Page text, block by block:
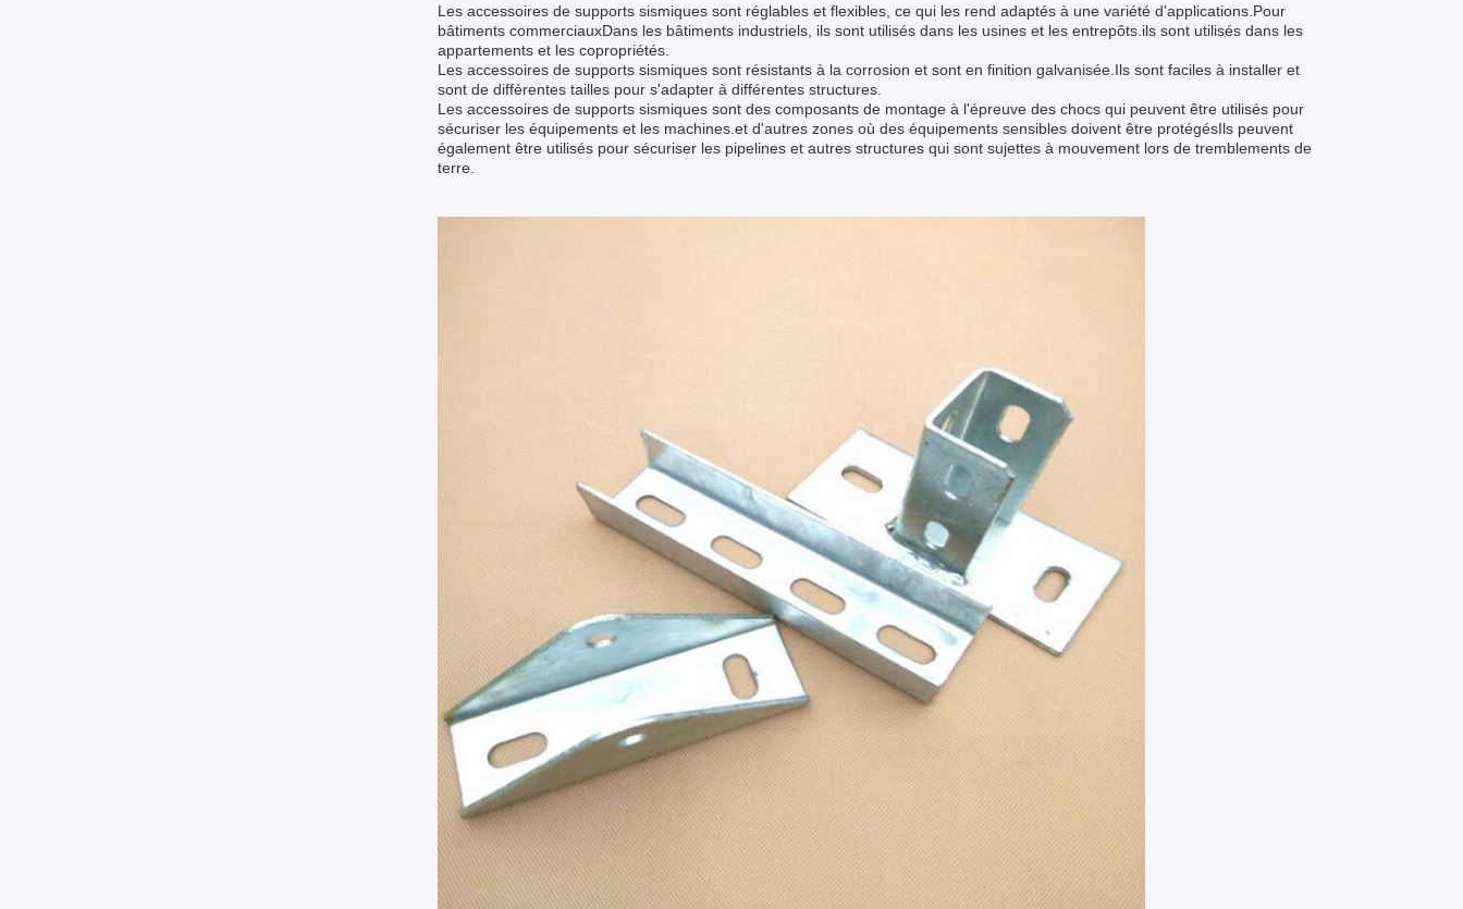
Les accessoires de supports sismiques sont réglables et flexibles, ce qui les rend adaptés à une variété d'applications.Pour
bâtiments commerciauxDans les bâtiments industriels, ils sont utilisés dans les usines et les entrepôts.ils sont utilisés dans les
appartements et les copropriétés.
Les accessoires de supports sismiques sont résistants à la corrosion et sont en finition galvanisée.Ils sont faciles à installer et
sont de différentes tailles pour s'adapter à différentes structures.
Les accessoires de supports sismiques sont des composants de montage à l'épreuve des chocs qui peuvent être utilisés pour
sécuriser les équipements et les machines.et d'autres zones où des équipements sensibles doivent être protégésIls peuvent
également être utilisés pour sécuriser les pipelines et autres structures qui sont sujettes à mouvement lors de tremblements de
terre.